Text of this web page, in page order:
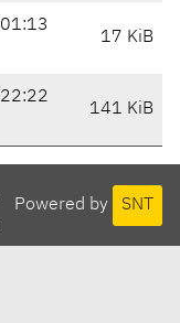
17 KiB
141 KiB
Powered by SNT